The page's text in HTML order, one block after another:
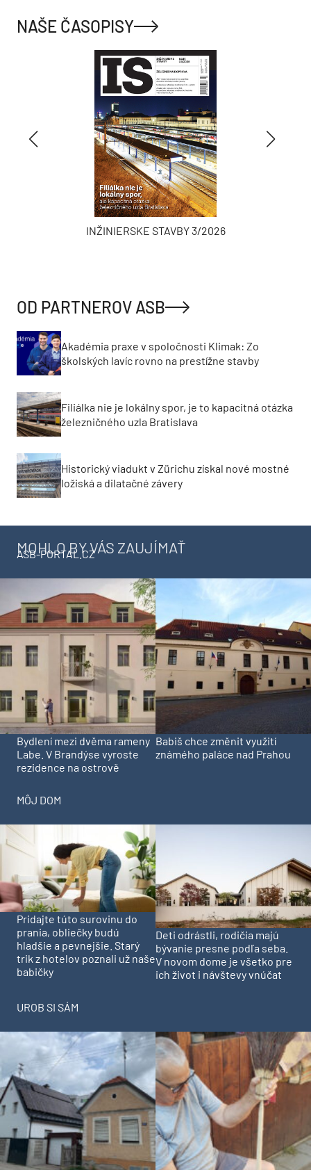
NAŠE ČASOPISY
INŽINIERSKE STAVBY 3/2026
OD PARTNEROV ASB
Akadémia praxe v spoločnosti Klimak: Zo
školských lavíc rovno na prestížne stavby
Filiálka nie je lokálny spor, je to kapacitná otázka
železničného uzla Bratislava
Historický viadukt v Zürichu získal nové mostné
ložiská a dilatačné závery
MOHLO BY VÁS ZAUJÍMAŤ
ASB-PORTAL.CZ
Bydlení mezi dvěma rameny
Labe. V Brandýse vyroste
rezidence na ostrově
Babiš chce změnit využití
známého paláce nad Prahou
MÔJ DOM
Pridajte túto surovinu do
prania, obliečky budú
hladšie a pevnejšie. Starý
trik z hotelov poznali už naše
babičky
Deti odrástli, rodičia majú
bývanie presne podľa seba.
V novom dome je všetko pre
ich život i návštevy vnúčat
UROB SI SÁM